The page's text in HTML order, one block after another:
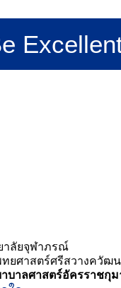
าลัยจุฬาภรณ์
ยศาสตร์ศรีสวางควัฒน
บาลศาสตร์อัครราชกุม